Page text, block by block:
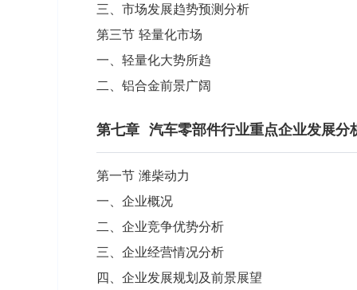
三、市场发展趋势预测分析
第三节 轻量化市场
一、轻量化大势所趋
二、铝合金前景广阔
第七章 汽车零部件行业重点企业发展分
第一节 潍柴动力
一、企业概况
二、企业竞争优势分析
三、企业经营情况分析
四、企业发展规划及前景展望